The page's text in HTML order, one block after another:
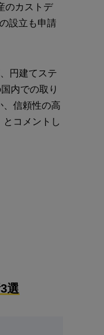
のカストデ
設立も申請
円建てステ
内での取り
、信頼性の高
コメントし
選